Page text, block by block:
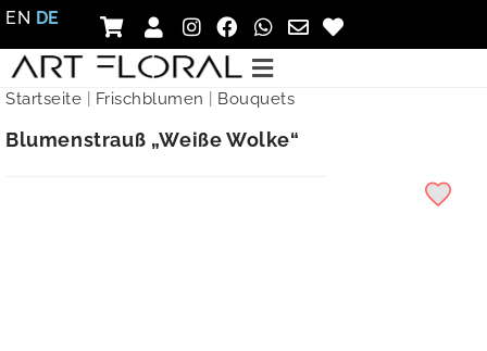
EN DE
Startseite Frischblumen Bouquets
Blumenstrauß „Weiße Wolke“